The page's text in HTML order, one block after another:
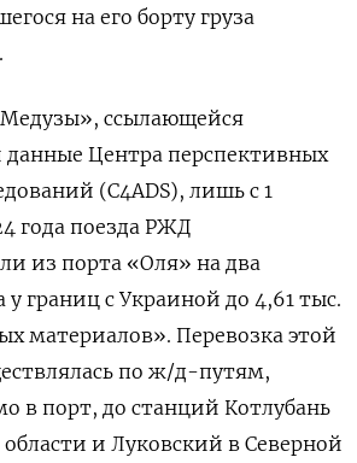
на его борту груза
ссылающейся
данные Центра перспективных
(C4ADS), лишь с 1
года поезда РЖД
из порта «Оля» на два
у границ с Украиной до 4,61 тыс.
материалов». Перевозка этой
по ж/д-путям,
в порт, до станций Котлубань
области и Луковский в Северной